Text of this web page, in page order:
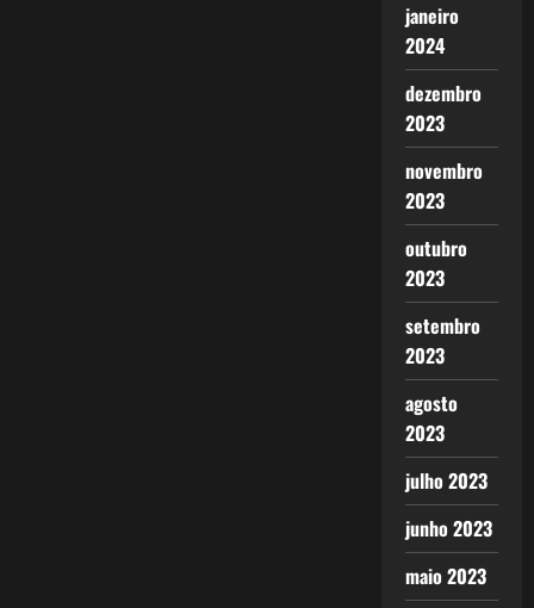
janeiro
2024
dezembro
2023
novembro
2023
outubro
2023
setembro
2023
agosto
2023
julho 2023
junho 2023
maio 2023